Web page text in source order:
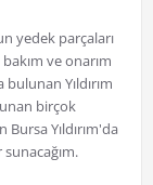
yedek parçaları
ve onarım
Yıldırım
birçok
Yıldırım'da